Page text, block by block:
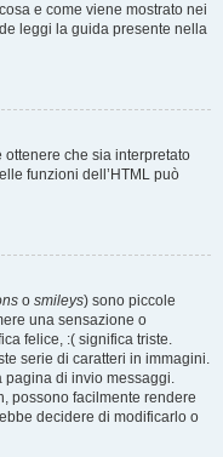
e come viene mostrato nei
leggi la guida presente nella
che sia interpretato
funzioni dell’HTML può
o smileys) sono piccole
una sensazione o
felice, :( significa triste.
serie di caratteri in immagini.
pagina di invio messaggi.
possono facilmente rendere
decidere di modificarlo o